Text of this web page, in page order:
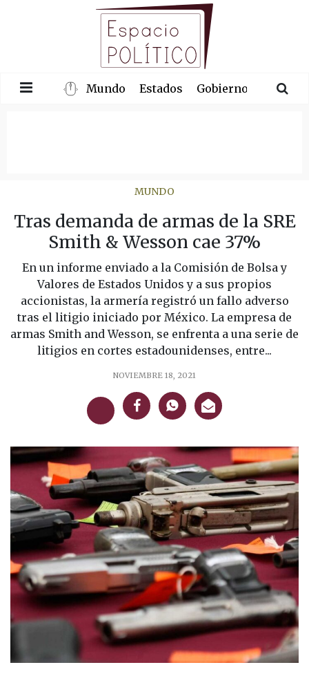
Mundo Estados Gobierno
MUNDO
Tras demanda de armas de la SRE
Smith & Wesson cae 37%
En un informe enviado a la Comisión de Bolsa y
Valores de Estados Unidos y a sus propios
accionistas, la armería registró un fallo adverso
tras el litigio iniciado por México. La empresa de
armas Smith and Wesson, se enfrenta a una serie de
litigios en cortes estadounidenses, entre...
NOVIEMBRE 18, 2021